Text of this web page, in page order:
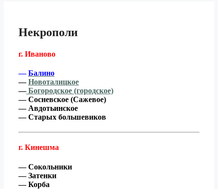
Некрополи
г. Иваново
—Балино
—Новоталицкое
—Богородское (городское)
— Сосневское (Сажевое)
— Авдотьинское
— Старых большевиков
г. Кинешма
— Сокольники
— Затенки
— Корба